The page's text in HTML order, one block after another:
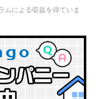
ムによる収益を得ていま